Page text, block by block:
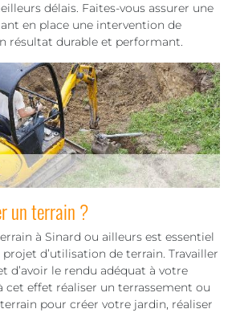
délais. Faites-vous assurer une
en place une intervention de
résultat durable et performant.
un terrain ?
à Sinard ou ailleurs est essentiel
projet d’utilisation de terrain. Travailler
d’avoir le rendu adéquat à votre
cet effet réaliser un terrassement ou
pour créer votre jardin, réaliser